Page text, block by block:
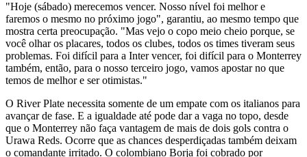
"Hoje (sábado) merecemos vencer. Nosso nível foi melhor e
faremos o mesmo no próximo jogo", garantiu, ao mesmo tempo que
mostra certa preocupação. "Mas vejo o copo meio cheio porque, se
você olhar os placares, todos os clubes, todos os times tiveram seus
problemas. Foi difícil para a Inter vencer, foi difícil para o Monterrey
também, então, para o nosso terceiro jogo, vamos apostar no que
temos de melhor e ser otimistas."
O River Plate necessita somente de um empate com os italianos para
avançar de fase. E a igualdade até pode dar a vaga no topo, desde
que o Monterrey não faça vantagem de mais de dois gols contra o
Urawa Reds. Ocorre que as chances desperdiçadas também deixam
o comandante irritado. O colombiano Borja foi cobrado por